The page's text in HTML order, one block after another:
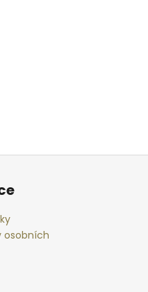
osobních